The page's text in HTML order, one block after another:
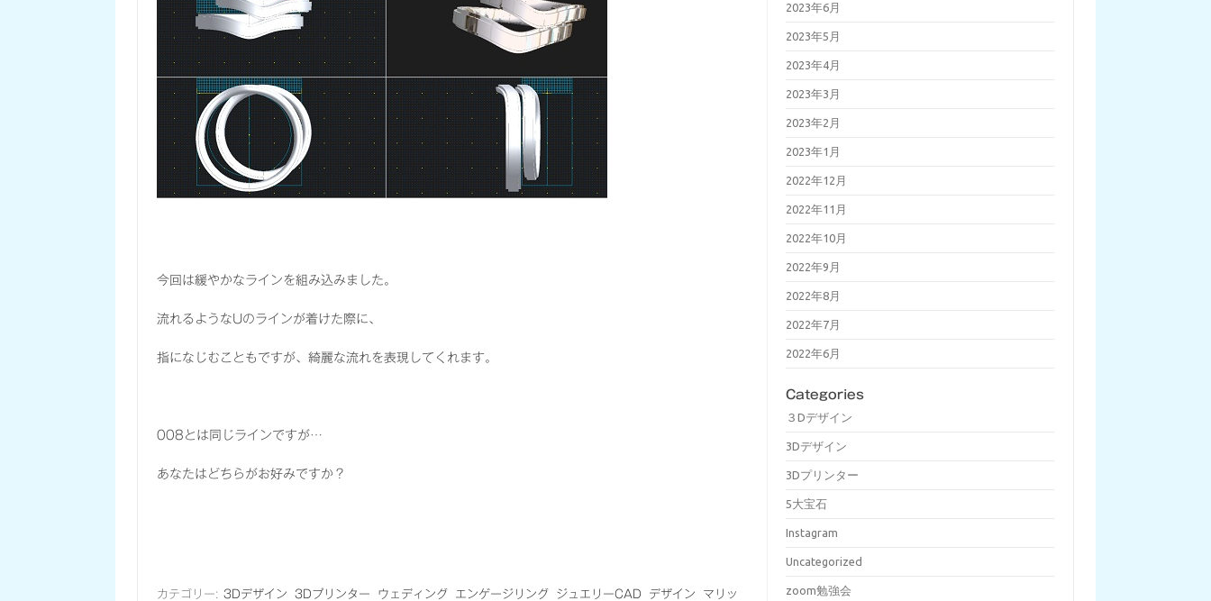
今回は緩やかなラインを組み込みました。
流れるようなUのラインが着けた際に、
指になじむこともですが、綺麗な流れを表現してくれます。
008とは同じラインですが…
あなたはどちらがお好みですか？
カテゴリー: 3Dデザイン 3Dプリンター ウェディング エンゲージリング ジュエリーCAD デザイン
マリッ
2023年6月
2023年5月
2023年4月
2023年3月
2023年2月
2023年1月
2022年12月
2022年11月
2022年10月
2022年9月
2022年8月
2022年7月
2022年6月
Categories
３Dデザイン
3Dデザイン
3Dプリンター
5大宝石
Instagram
Uncategorized
zoom勉強会